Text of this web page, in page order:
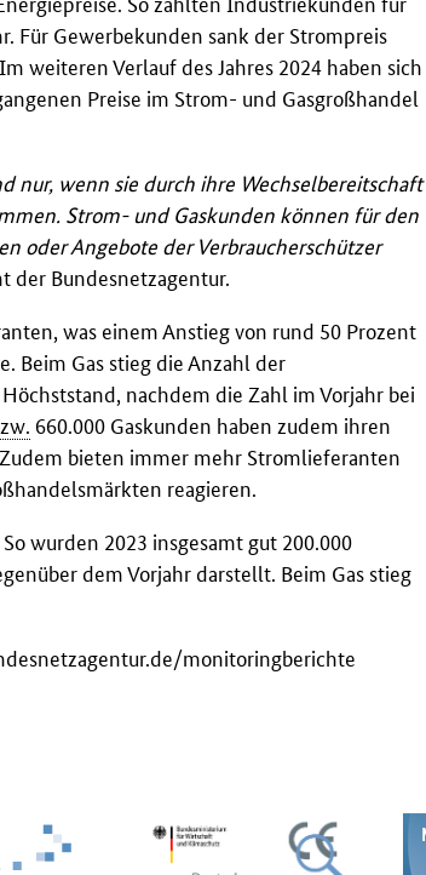
Für Gewerbekunden sank der Strompreis
weiteren Verlauf des Jahres 2024 haben sich
Preise im Strom- und Gasgroßhandel
nur, wenn sie durch ihre Wechselbereitschaft
Strom- und Gaskunden können für den
oder Angebote der Verbraucherschützer
der Bundesnetzagentur.
was einem Anstieg von rund 50 Prozent
Beim Gas stieg die Anzahl der
nachdem die Zahl im Vorjahr bei
660.000 Gaskunden haben zudem ihren
bieten immer mehr Stromlieferanten
reagieren.
wurden 2023 insgesamt gut 200.000
dem Vorjahr darstellt. Beim Gas stieg
monitoringberichte